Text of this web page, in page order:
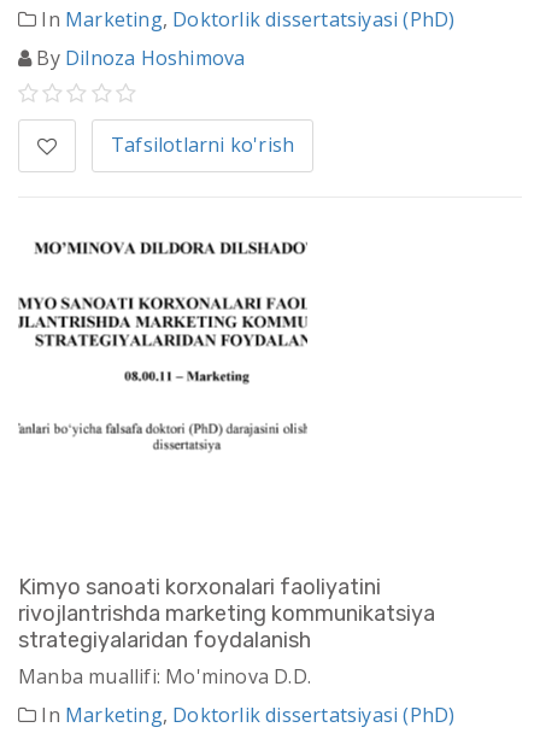
In Marketing, Doktorlik dissertatsiyasi (PhD)
By Dilnoza Hoshimova
Tafsilotlarni ko'rish
Kimyo sanoati korxonalari faoliyatini
rivojlantrishda marketing kommunikatsiya
strategiyalaridan foydalanish
Manba muallifi: Mo'minova D.D.
In Marketing, Doktorlik dissertatsiyasi (PhD)